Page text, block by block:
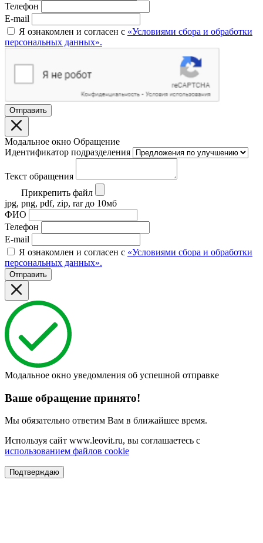
Телефон
E-mail
Я ознакомлен и согласен с «Условиями сбора и обработки
персональных данных».
Отправить
Модальное окно Обращение
Идентификатор подразделения
Текст обращения
Прикрепить файл
jpg, png, pdf, zip, rar до 10мб
ФИО
Телефон
E-mail
Я ознакомлен и согласен с «Условиями сбора и обработки
персональных данных».
Отправить
Модальное окно уведомления об успешной отправке
Ваше обращение принято!
Мы обязательно ответим Вам в ближайшее время.
Используя сайт www.leovit.ru, вы соглашаетесь с
использованием файлов cookie
Подтверждаю